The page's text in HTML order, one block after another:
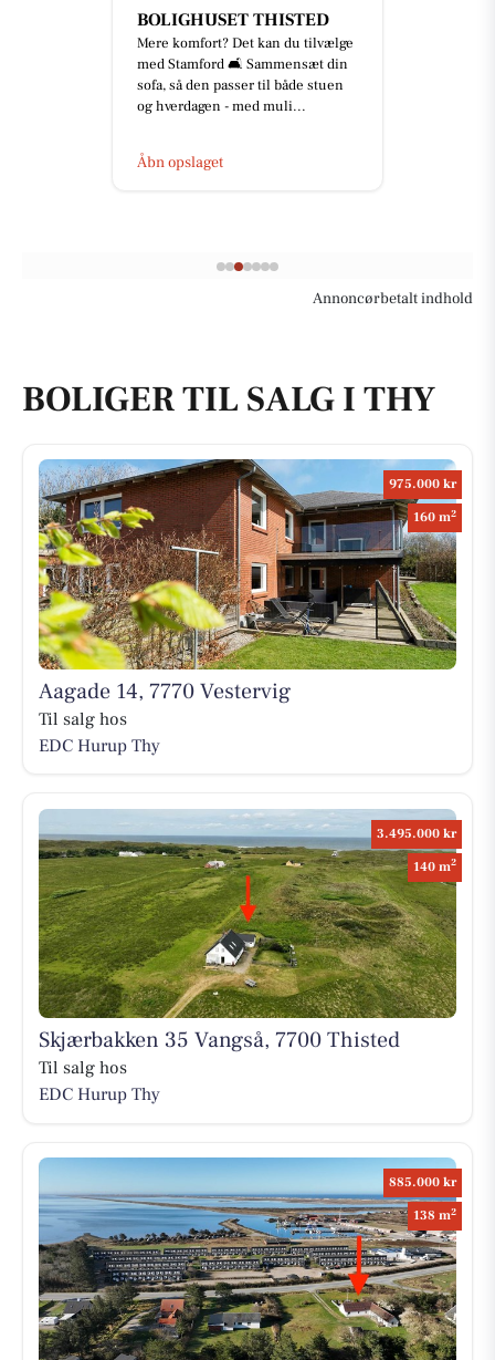
BOLIGHUSET THISTED
Mere komfort? Det kan du tilvælge
med Stamford 🛋️ Sammensæt din
sofa, så den passer til både stuen
og hverdagen - med muli...
Åbn opslaget
Annoncørbetalt indhold
BOLIGER TIL SALG I THY
975.000 kr
160 m2
Aagade 14, 7770 Vestervig
Til salg hos
EDC Hurup Thy
3.495.000 kr
140 m2
Skjærbakken 35 Vangså, 7700 Thisted
Til salg hos
EDC Hurup Thy
885.000 kr
138 m2